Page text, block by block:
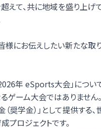
えて、共に地域を盛り上げ
様にお伝えしたい新たな取
年 eSports大会」につい
ゲーム大会ではありません
（奨学金）」として提供する
プロジェクトです。